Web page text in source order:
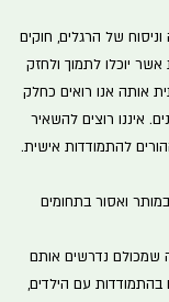
של הרגלים, חוקים
יוכלו לתמוך ולחזק
אותה אנו רואים כחלק
איננו רוצים להשאיר
להתמודדות אישית.
ואסור בתחומים
שמכולם נדרשים אותם
בהתמודדות עם הילדים,